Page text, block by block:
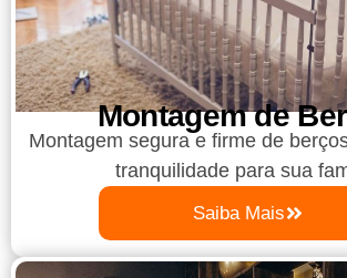
Montagem de
Montagem segura e firme de
tranquilidade para sua
Saiba Mais